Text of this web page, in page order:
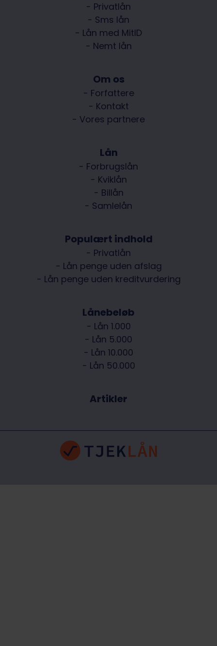
- Privatlån
- Sms lån
- Lån med MitID
- Nemt lån
Om os
- Forfattere
- Kontakt
- Vores partnere
Lån
- Forbrugslån
- Kviklån
- Billån
- Samlelån
Populært indhold
- Privatlån
- Lån penge uden afslag
- Lån penge uden kreditvurdering
Lånebeløb
- Lån 1.000
- Lån 5.000
- Lån 10.000
- Lån 50.000
Artikler